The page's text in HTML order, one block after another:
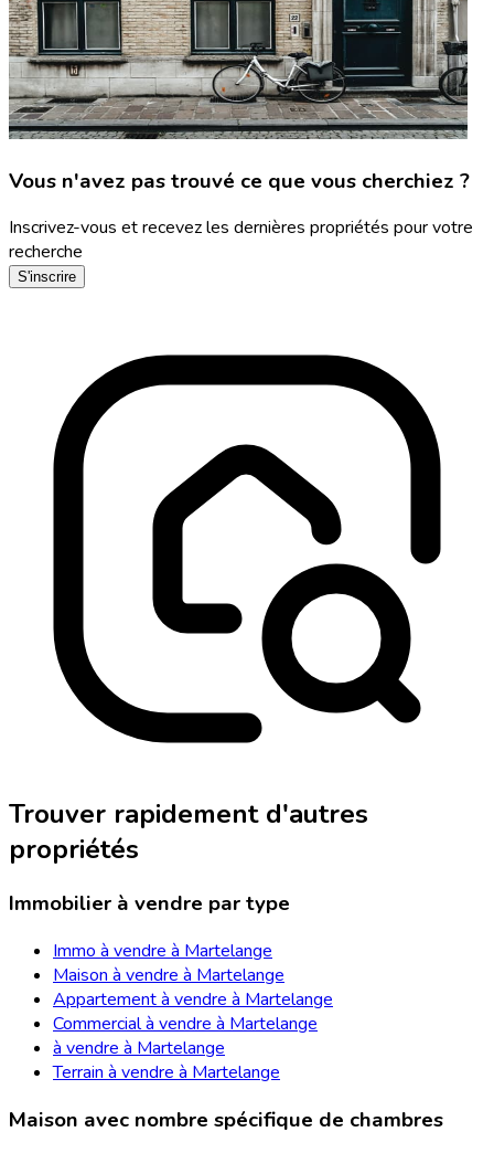
Vous n'avez pas trouvé ce que vous cherchiez ?
Inscrivez-vous et recevez les dernières propriétés pour votre
recherche
S'inscrire
Trouver rapidement d'autres
propriétés
Immobilier à vendre par type
Immo à vendre à Martelange
Maison à vendre à Martelange
Appartement à vendre à Martelange
Commercial à vendre à Martelange
à vendre à Martelange
Terrain à vendre à Martelange
Maison avec nombre spécifique de chambres